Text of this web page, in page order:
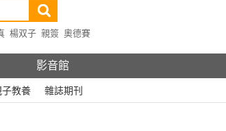
楊双子 親簽 奧德賽
影音館
子教養 雜誌期刊